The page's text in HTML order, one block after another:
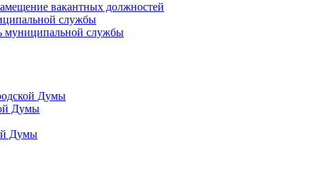
вакантных должностей
службы
муниципальной службы
Думы
Думы
Думы